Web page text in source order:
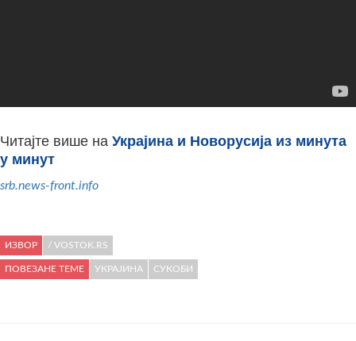
Читајте више на Украјина и Новорусија из минута
у минут
srb.news-front.info
ИЗВОР / VOSTOK.RS
ПОВЕЗАНЕ ТЕМЕ УКРАЈИНА СУКОБИ